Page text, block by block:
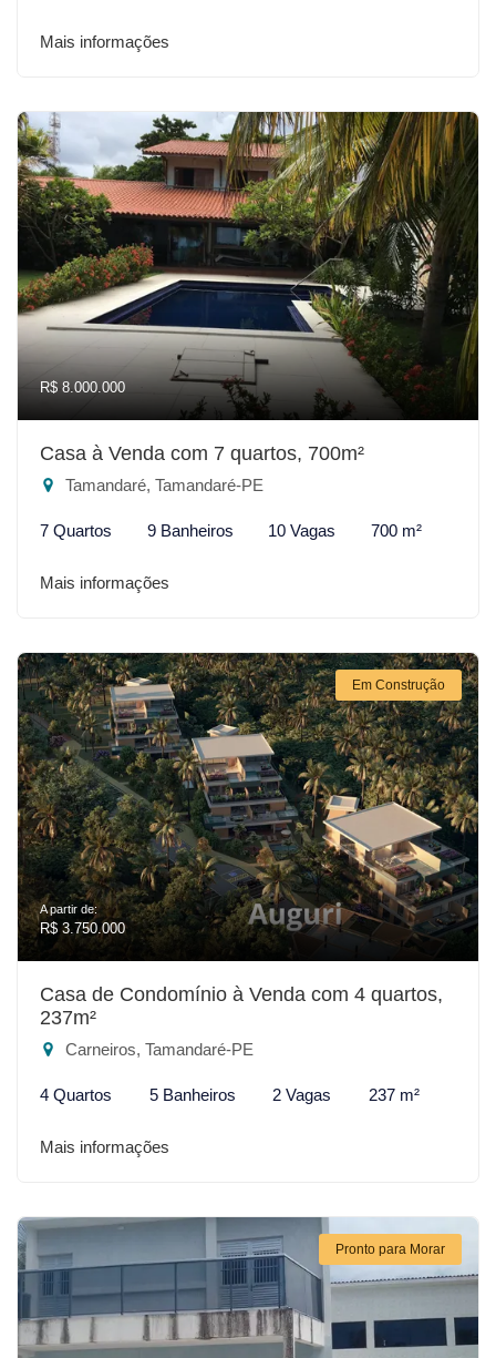
Mais informações
R$ 8.000.000
Casa à Venda com 7 quartos, 700m²
Tamandaré, Tamandaré-PE
7 Quartos 9 Banheiros 10 Vagas 700 m²
Mais informações
Em Construção
A partir de:
R$ 3.750.000
Casa de Condomínio à Venda com 4 quartos,
237m²
Carneiros, Tamandaré-PE
4 Quartos 5 Banheiros 2 Vagas 237 m²
Mais informações
Pronto para Morar